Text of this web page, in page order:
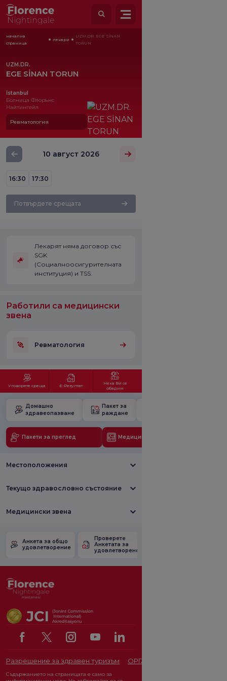
начална
страница
лекари
UZM.DR. EGE SİNAN
TORUN
UZM.DR.
EGE SİNAN TORUN
İstanbul
Болница Флорънс
Найтингейл
Ревматология
10 август 2026
16:30 17:30
Потвърдете срещата
Лекарят няма договор със
SGK
(Социалноосигурителната
институция) и TSS.
Работили са медицински
звена
Ревматология
Уговорете среща Е-Резултат
Нека Ви се
обадим
Домашно
здравеопазване
Пакет за
раждане
Пакети за преглед Медицински технологии
Местоположения
Текущо здравословно състояние
Медицински звена
Анкета за общо
удовлетворение
Проверете
Анкетата за
удовлетвореност.
Разрешение за здравен туризъм ОРГАН ЗА ЗАЩИТА НА
Съдържанието на страницата е само за